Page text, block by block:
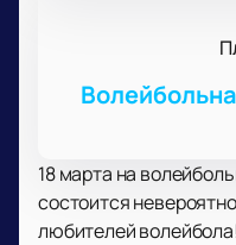
18 марта на
состоится
любителей